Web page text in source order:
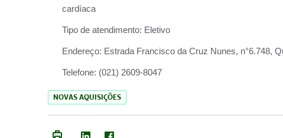
cardíaca
Tipo de atendimento: Eletivo
Endereço: Estrada Francisco da Cruz Nunes, n°6.748,
Telefone: (021) 2609-8047
NOVAS AQUISIÇÕES